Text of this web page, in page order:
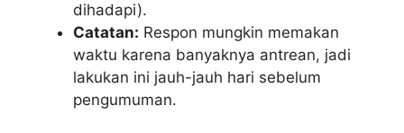
dihadapi).
Catatan: Respon mungkin memakan
waktu karena banyaknya antrean, jadi
lakukan ini jauh-jauh hari sebelum
pengumuman.